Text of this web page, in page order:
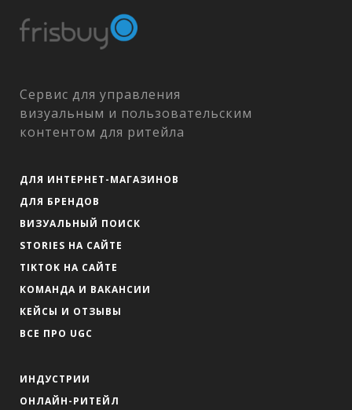
Сервис для управления
визуальным и пользовательским
контентом для ритейла
ДЛЯ ИНТЕРНЕТ-МАГАЗИНОВ
ДЛЯ БРЕНДОВ
ВИЗУАЛЬНЫЙ ПОИСК
STORIES НА САЙТЕ
TIKTOK НА САЙТЕ
КОМАНДА И ВАКАНСИИ
КЕЙСЫ И ОТЗЫВЫ
ВСЕ ПРО UGC
ИНДУСТРИИ
ОНЛАЙН-РИТЕЙЛ